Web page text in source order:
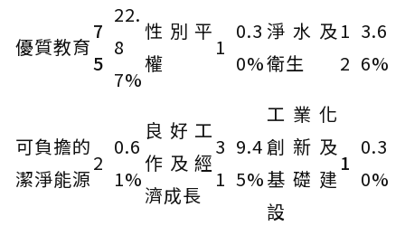
優質教育
7
5
22.
8
7%
性別平
權
1
0.3
0%
淨水及
衛生
1
2
3.6
6%
可負擔的
潔淨能源
2
0.6
1%
良好工
作及經
濟成長
3
1
9.4
5%
工業化
創新及
基礎建
設
1
0.3
0%